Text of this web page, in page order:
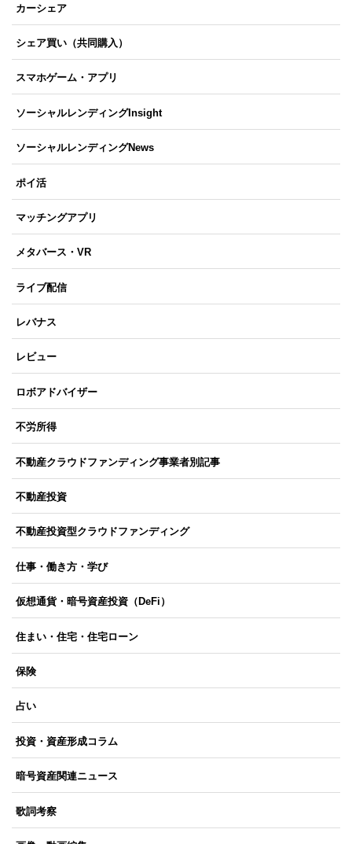
カーシェア
シェア買い（共同購入）
スマホゲーム・アプリ
ソーシャルレンディングInsight
ソーシャルレンディングNews
ポイ活
マッチングアプリ
メタバース・VR
ライブ配信
レバナス
レビュー
ロボアドバイザー
不労所得
不動産クラウドファンディング事業者別記事
不動産投資
不動産投資型クラウドファンディング
仕事・働き方・学び
仮想通貨・暗号資産投資（DeFi）
住まい・住宅・住宅ローン
保険
占い
投資・資産形成コラム
暗号資産関連ニュース
歌詞考察